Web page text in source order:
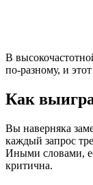
В
по-разному, и
Как
Вы наверняка
каждый запрос
Иными словами,
критична.